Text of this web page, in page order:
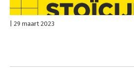
29 maart 2023